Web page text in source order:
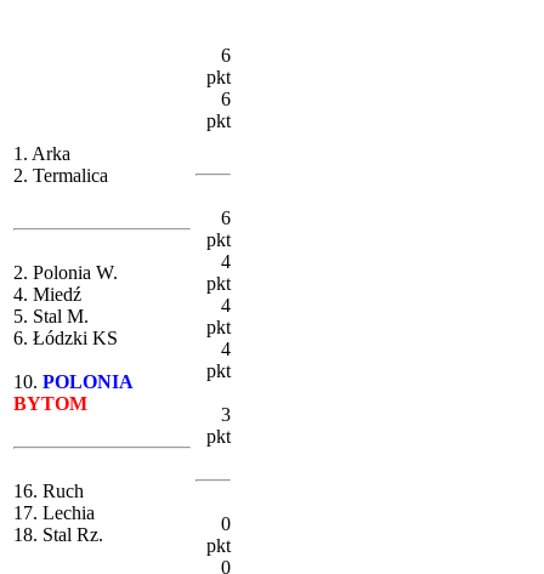
1. Arka
2. Termalica
2. Polonia W.
4. Miedź
5. Stal M.
6. Łódzki KS
10. POLONIA
BYTOM
16. Ruch
17. Lechia
18. Stal Rz.
6
pkt
6
pkt
6
pkt
4
pkt
4
pkt
4
pkt
3
pkt
0
pkt
0